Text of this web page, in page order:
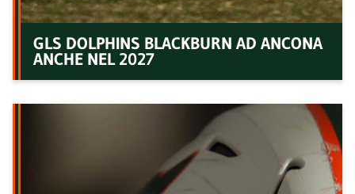
GLS DOLPHINS BLACKBURN AD ANCONA
ANCHE NEL 2027